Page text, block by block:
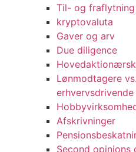
Til- og fraflytning
kryptovaluta
Gaver og arv
Due diligence
Lønmodtagere
erhvervsdrivende
Afskrivninger
Second